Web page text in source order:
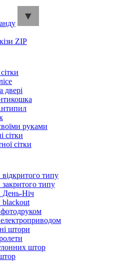
ZIP
двері
руками
сітки
сітки
типу
типу
День-Ніч
blackout
штори
штор